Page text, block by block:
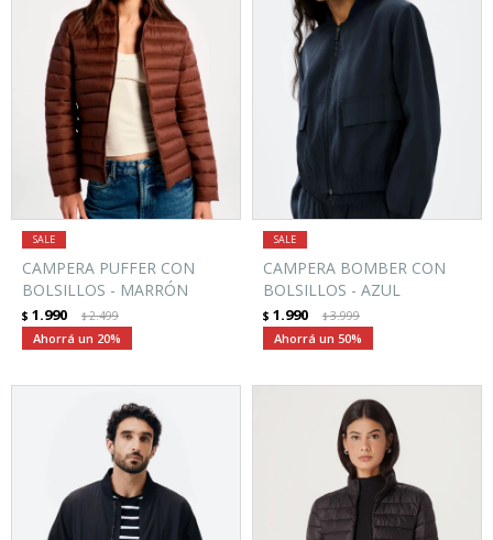
CAMPERA PUFFER CON
BOLSILLOS - MARRÓN
$ 1.990 $2.499
20
CAMPERA BOMBER CON
BOLSILLOS - AZUL
$ 1.990 $3.999
50